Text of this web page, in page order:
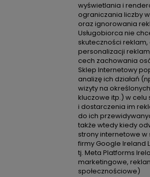
wyświetlania i
ograniczania liczby
oraz ignorowania
Usługobiorca nie
skuteczności reklam,
personalizacji
cech zachowania
Sklep Internetowy
analizę ich działań
wizyty na
kluczowe itp.) w celu
i dostarczenia im
do ich
także wtedy kiedy
strony internetowe
firmy Google Ireland
tj. Meta Platforms
marketingowe,
społecznościowe)